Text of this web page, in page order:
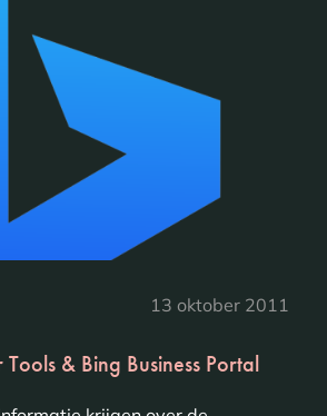
13 oktober 2011
& Bing Business Portal